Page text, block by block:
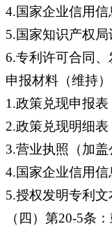
4.国家企业信用信
5.国家知识产权
6.专利许可合同、
申报材料（维持）
1.政策兑现申报表
2.政策兑现明细表
3.营业执照（加盖
4.国家企业信用信
5.授权发明专利文
（四）第20-5条